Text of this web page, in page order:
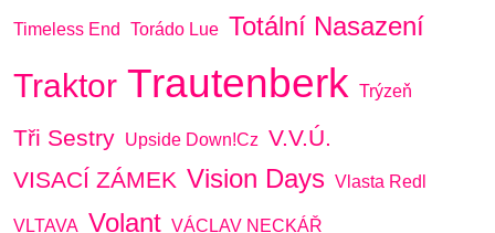
Timeless End Torádo Lue Totální Nasazení
Traktor Trautenberk Trýzeň
Tři Sestry Upside Down!cz V.V.Ú.
VISACÍ ZÁMEK Vision Days Vlasta Redl
VLTAVA Volant VÁCLAV NECKÁŘ